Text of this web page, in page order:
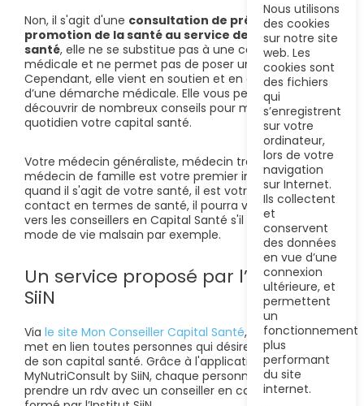
Non, il s'agit d'une consultation de prévention et
promotion de la santé au service de votrecapital
santé, elle ne se substitue pas à une consultation
médicale et ne permet pas de poser un diagnostic.
Cependant, elle vient en soutien et en complément
d’une démarche médicale. Elle vous permettra de
découvrir de nombreux conseils pour mieux gérer au
quotidien votre capital santé.
Votre médecin généraliste, médecin traitant ou
médecin de famille est votre premier interlocuteur
quand il s'agit de votre santé, il est votre premier
contact en termes de santé, il pourra vous orienter
vers les conseillers en Capital Santé s'il détecte un
mode de vie malsain par exemple.
Un service proposé par l’Institut
SiiN
Via le site Mon Conseiller Capital Santé, l'Institut SiiN
met en lien toutes personnes qui désirent prendre soin
de son capital santé. Grâce à l'application
MyNutriConsult by SiiN, chaque personne pourra
prendre un rdv avec un conseiller en capital santé
Nous utilisons
des cookies
sur notre site
web. Les
cookies sont
des fichiers
qui
s’enregistrent
sur votre
ordinateur,
lors de votre
navigation
sur Internet.
Ils collectent
et
conservent
des données
en vue d’une
connexion
ultérieure, et
permettent
un
fonctionnement
plus
performant
du site
internet.